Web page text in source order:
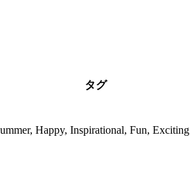
タグ
Happy, Inspirational, Fun, Exciting